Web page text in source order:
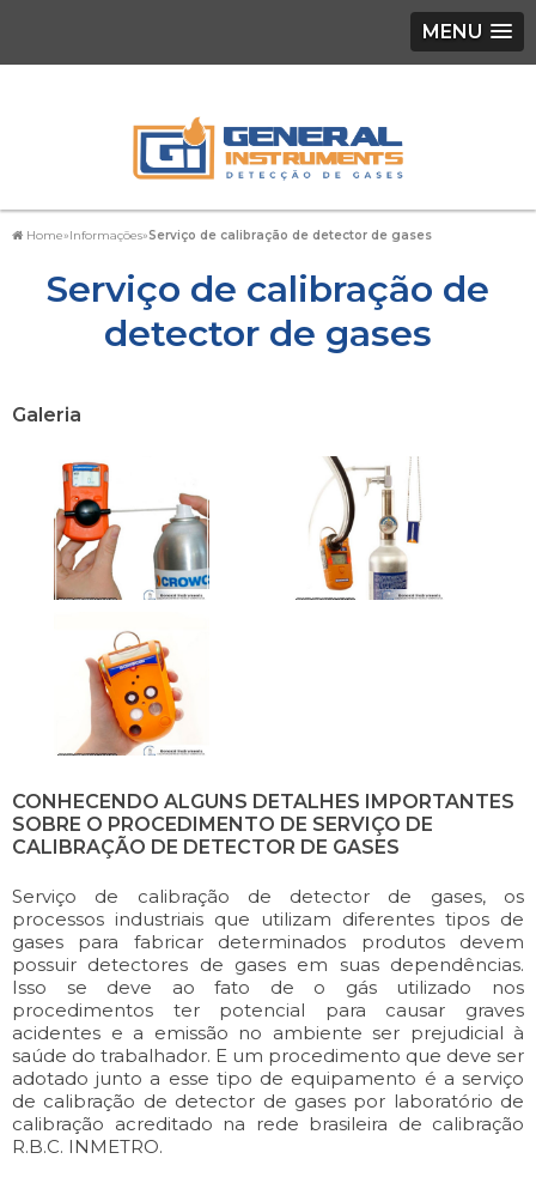
MENU
Home»Informações»Serviço de calibração de detector de gases
Serviço de calibração de
detector de gases
Galeria
CONHECENDO ALGUNS DETALHES IMPORTANTES
SOBRE O PROCEDIMENTO DE SERVIÇO DE
CALIBRAÇÃO DE DETECTOR DE GASES
Serviço de calibração de detector de gases, os
processos industriais que utilizam diferentes tipos de
gases para fabricar determinados produtos devem
possuir detectores de gases em suas dependências.
Isso se deve ao fato de o gás utilizado nos
procedimentos ter potencial para causar graves
acidentes e a emissão no ambiente ser prejudicial à
saúde do trabalhador. E um procedimento que deve ser
adotado junto a esse tipo de equipamento é a serviço
de calibração de detector de gases por laboratório de
calibração acreditado na rede brasileira de calibração
R.B.C. INMETRO.